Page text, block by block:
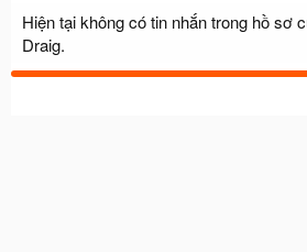
Hiện tại không có tin nhắn trong hồ sơ
Draig.